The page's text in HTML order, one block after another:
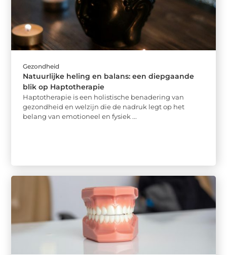
Gezondheid
Natuurlijke heling en balans: een diepgaande
blik op Haptotherapie
Haptotherapie is een holistische benadering van
gezondheid en welzijn die de nadruk legt op het
belang van emotioneel en fysiek ...